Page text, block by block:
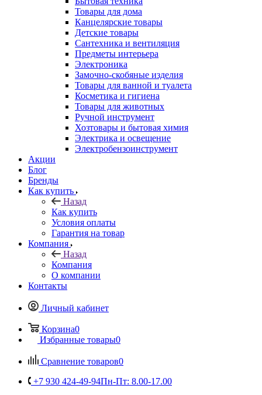
Товары для дома
Канцелярские товары
Детские товары
Сантехника и вентиляция
Предметы интерьера
Электроника
Замочно-скобяные изделия
Товары для ванной и туалета
Косметика и гигиена
Товары для животных
Ручной инструмент
Хозтовары и бытовая химия
Электрика и освещение
Электробензоинструмент
Акции
Блог
Бренды
Как купить
Назад
Как купить
Условия оплаты
Гарантия на товар
Компания
Назад
Компания
О компании
Контакты
Личный кабинет
Корзина0
Избранные товары0
Сравнение товаров0
+7 930 424-49-94Пн-Пт: 8.00-17.00